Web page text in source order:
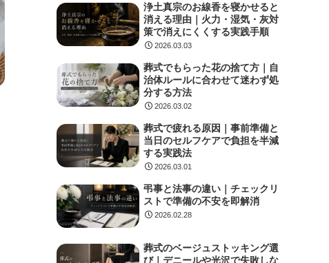
浄土真宗のお線香を寝かせると
消える理由｜火力・湿気・灰対
策で消えにくくする実践手順
2026.03.03
葬式でもらった花の捨て方｜自
治体ルールに合わせて迷わず処
分する方法
2026.03.02
葬式で疲れる原因｜事前準備と
当日のセルフケアで負担を半減
する実践法
2026.03.01
弔事と法事の違い｜チェックリ
ストで準備の不安を即解消
2026.02.28
葬式のベージュストッキング選
び｜デニールや光沢で失敗しな